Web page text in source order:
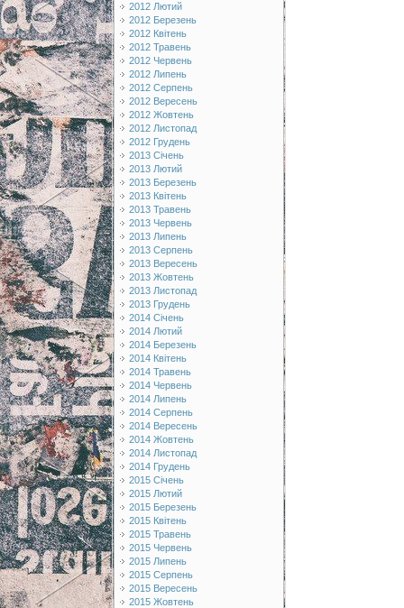
2012 Лютий
2012 Березень
2012 Квітень
2012 Травень
2012 Червень
2012 Липень
2012 Серпень
2012 Вересень
2012 Жовтень
2012 Листопад
2012 Грудень
2013 Січень
2013 Лютий
2013 Березень
2013 Квітень
2013 Травень
2013 Червень
2013 Липень
2013 Серпень
2013 Вересень
2013 Жовтень
2013 Листопад
2013 Грудень
2014 Січень
2014 Лютий
2014 Березень
2014 Квітень
2014 Травень
2014 Червень
2014 Липень
2014 Серпень
2014 Вересень
2014 Жовтень
2014 Листопад
2014 Грудень
2015 Січень
2015 Лютий
2015 Березень
2015 Квітень
2015 Травень
2015 Червень
2015 Липень
2015 Серпень
2015 Вересень
2015 Жовтень